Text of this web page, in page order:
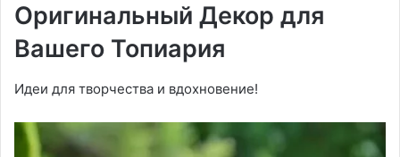
Оригинальный Декор для
Вашего Топиария
Идеи для творчества и вдохновение!